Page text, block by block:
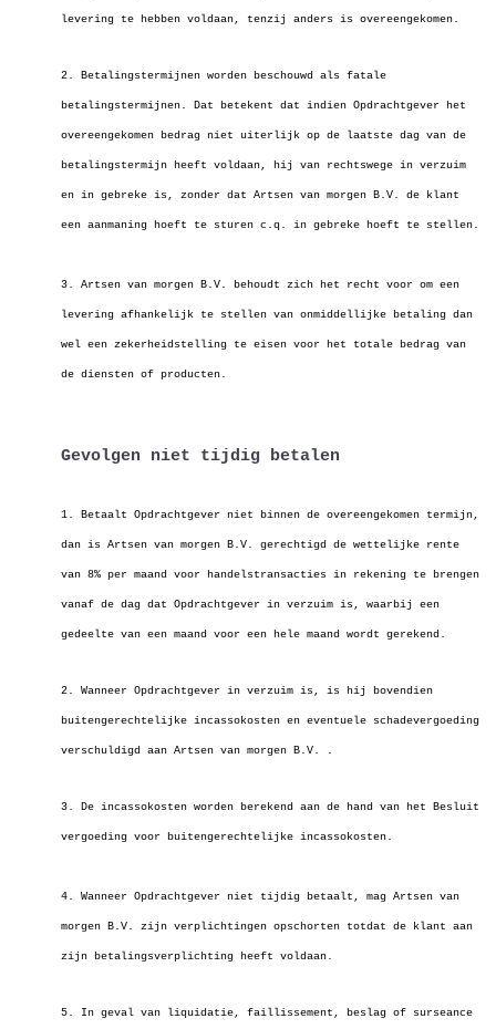
levering te hebben voldaan, tenzij anders is overeengekomen.
2. Betalingstermijnen worden beschouwd als fatale
betalingstermijnen. Dat betekent dat indien Opdrachtgever het
overeengekomen bedrag niet uiterlijk op de laatste dag van de
betalingstermijn heeft voldaan, hij van rechtswege in verzuim
en in gebreke is, zonder dat Artsen van morgen B.V. de klant
een aanmaning hoeft te sturen c.q. in gebreke hoeft te stellen.
3. Artsen van morgen B.V. behoudt zich het recht voor om een
levering afhankelijk te stellen van onmiddellijke betaling dan
wel een zekerheidstelling te eisen voor het totale bedrag van
de diensten of producten.
Gevolgen niet tijdig betalen
1. Betaalt Opdrachtgever niet binnen de overeengekomen termijn,
dan is Artsen van morgen B.V. gerechtigd de wettelijke rente
van 8% per maand voor handelstransacties in rekening te brengen
vanaf de dag dat Opdrachtgever in verzuim is, waarbij een
gedeelte van een maand voor een hele maand wordt gerekend.
2. Wanneer Opdrachtgever in verzuim is, is hij bovendien
buitengerechtelijke incassokosten en eventuele schadevergoeding
verschuldigd aan Artsen van morgen B.V. .
3. De incassokosten worden berekend aan de hand van het Besluit
vergoeding voor buitengerechtelijke incassokosten.
4. Wanneer Opdrachtgever niet tijdig betaalt, mag Artsen van
morgen B.V. zijn verplichtingen opschorten totdat de klant aan
zijn betalingsverplichting heeft voldaan.
5. In geval van liquidatie, faillissement, beslag of surseance